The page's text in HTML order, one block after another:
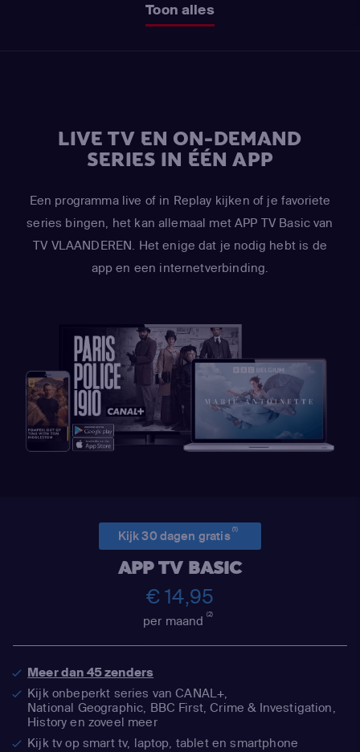
Toon alles
LIVE TV EN ON-DEMAND
SERIES IN ÉÉN APP
Een programma live of in Replay kijken of je favoriete
series bingen, het kan allemaal met APP TV Basic van
TV VLAANDEREN. Het enige dat je nodig hebt is de
app en een internetverbinding.
Kijk 30 dagen gratis(1)
APP TV BASIC
€ 14,95
per maand(2)
Meer dan 45 zenders
Kijk onbeperkt series van CANAL+,
National Geographic, BBC First, Crime & Investigation,
History en zoveel meer
Kijk tv op smart tv, laptop, tablet en smartphone